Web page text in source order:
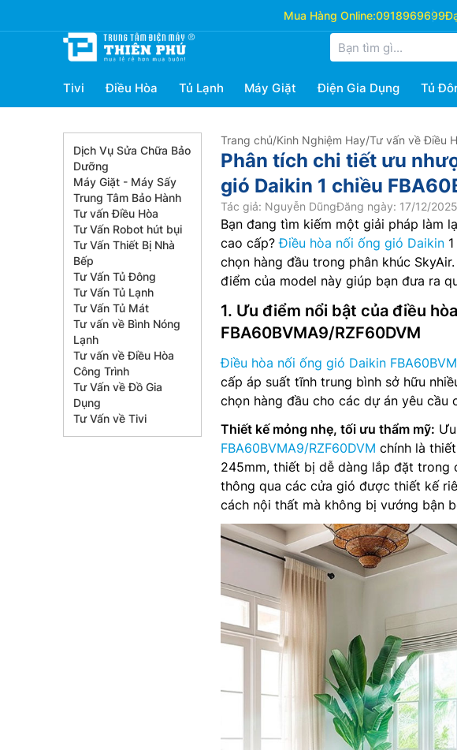
Mua Hàng Online:0918969699
Tivi Điều Hòa Tủ Lạnh Máy Giặt Điện Gia Dụng Tủ
Dịch Vụ Sửa Chữa Bảo
Dưỡng
Máy Giặt - Máy Sấy
Trung Tâm Bảo Hành
Tư vấn Điều Hòa
Tư Vấn Robot hút bụi
Tư Vấn Thiết Bị Nhà
Bếp
Tư Vấn Tủ Đông
Tư Vấn Tủ Lạnh
Tư Vấn Tủ Mát
Tư vấn về Bình Nóng
Lạnh
Tư vấn về Điều Hòa
Công Trình
Tư Vấn về Đồ Gia
Dụng
Tư Vấn về Tivi
Trang chủ/Kinh Nghiệm Hay/Tư vấn về Điều
Phân tích chi tiết ưu
gió Daikin 1 chiều
Tác giả: Nguyễn DũngĐăng ngày: 17/12/
Bạn đang tìm kiếm một giải pháp làm
cao cấp?Điều hòa nối ống gió Daikin
chọn hàng đầu trong phân khúc
điểm của model này giúp bạn đưa ra
1. Ưu điểm nổi bật của điều
FBA60BVMA9/RZF60DVM
Điều hòa nối ống gió Daikin
cấp áp suất tĩnh trung bình sở hữu
chọn hàng đầu cho các dự án yêu cầu
Thiết kế mỏng nhẹ, tối ưu thẩm mỹ:
FBA60BVMA9/RZF60DVM chính là
245mm, thiết bị dễ dàng lắp đặt trong
thông qua các cửa gió được thiết kế
cách nội thất mà không bị vướng bận